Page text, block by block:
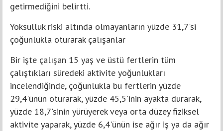
getirmediğini belirtti.
Yoksulluk riski altında olmayanların yüzde 31,7'si
çoğunlukla oturarak çalışanlar
Bir işte çalışan 15 yaş ve üstü fertlerin tüm
çalıştıkları süredeki aktivite yoğunlukları
incelendiğinde, çoğunlukla bu fertlerin yüzde
29,4'ünün oturarak, yüzde 45,5'inin ayakta durarak,
yüzde 18,7'sinin yürüyerek veya orta düzey fiziksel
aktivite yaparak, yüzde 6,4'ünün ise ağır iş ya da ağır